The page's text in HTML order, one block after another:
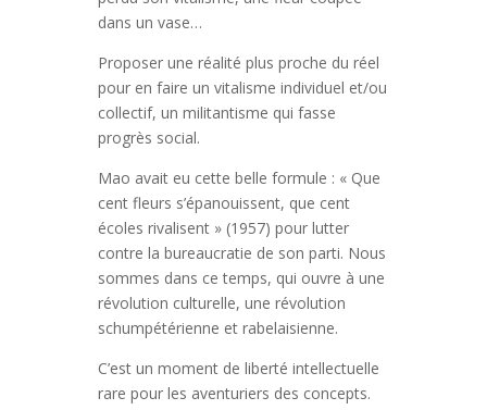
dans un vase…
Proposer une réalité plus proche du réel
pour en faire un vitalisme individuel et/ou
collectif, un militantisme qui fasse
progrès social.
Mao avait eu cette belle formule : « Que
cent fleurs s’épanouissent, que cent
écoles rivalisent » (1957) pour lutter
contre la bureaucratie de son parti. Nous
sommes dans ce temps, qui ouvre à une
révolution culturelle, une révolution
schumpétérienne et rabelaisienne.
C’est un moment de liberté intellectuelle
rare pour les aventuriers des concepts.